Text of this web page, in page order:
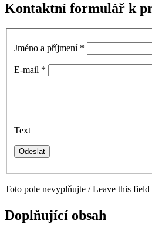
Kontaktní formulář k
Jméno a příjmení *
E-mail *
Text
Toto pole nevyplňujte / Leave this field
Doplňující obsah